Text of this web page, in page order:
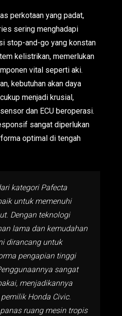
perkotaan yang padat,
sering menghadapi
stop-and-go yang konstan
kelistrikan, memerlukan
vital seperti aki.
kebutuhan akan daya
menjadi krusial,
dan ECU beroperasi.
sangat diperlukan
optimal di tengah
kategori Pafecta
untuk memenuhi
Dengan teknologi
lama dan kemudahan
dirancang untuk
pengapian tinggi
sangat
menjadikannya
Honda Civic.
ruang mesin tropis